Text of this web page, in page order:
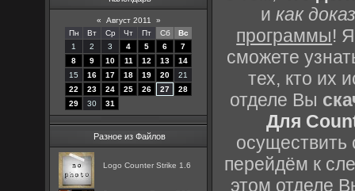
« Август 2011
»
Пн
Вт Ср Чт Пт Сб
Вс
1
2 3 4 5 6
7
8
9 10 11 12 13
14
15
16 17 18 19 20
21
22
23 24 25 26 27
28
29
30 31
Разное из Файлов
Logo Counter Strike 1.6
икак
программы!
сможете
тех, кто их
отделе Вы
Для
осуществить
перейдём к
этом отделе